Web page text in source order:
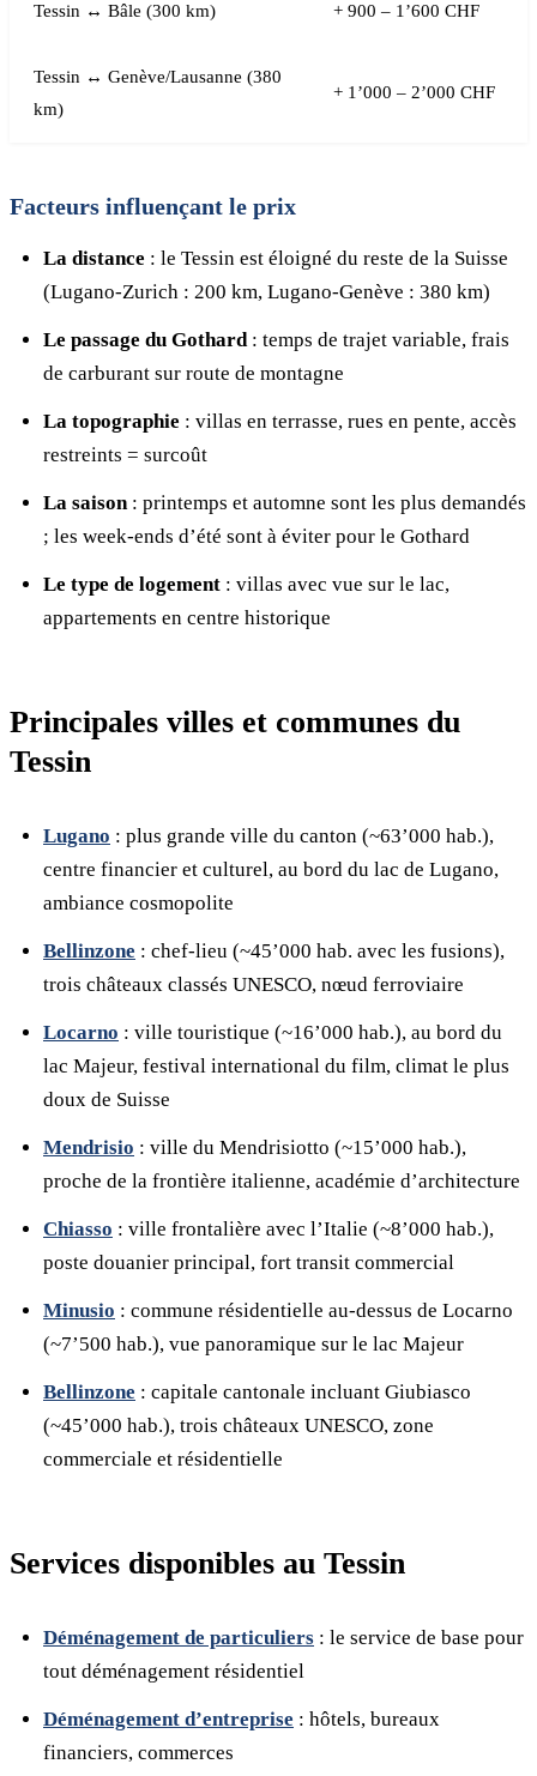
Tessin ↔ Bâle (300 km) + 900 – 1’600 CHF
Tessin ↔ Genève/Lausanne (380
km)
+ 1’000 – 2’000 CHF
Facteurs influençant le prix
La distance : le Tessin est éloigné du reste de la Suisse
(Lugano-Zurich : 200 km, Lugano-Genève : 380 km)
Le passage du Gothard: temps de trajet variable, frais
de carburant sur route de montagne
La topographie : villas en terrasse, rues en pente, accès
restreints = surcoût
La saison: printemps et automne sont les plus demandés
; les week-ends d’été sont à éviter pour le Gothard
Le type de logement : villas avec vue sur le lac,
appartements en centre historique
Principales villes et communes du
Tessin
Lugano : plus grande ville du canton (~63’000 hab.),
centre financier et culturel, au bord du lac de Lugano,
ambiance cosmopolite
Bellinzone : chef-lieu (~45’000 hab. avec les fusions),
trois châteaux classés UNESCO, nœud ferroviaire
Locarno : ville touristique (~16’000 hab.), au bord du
lac Majeur, festival international du film, climat le plus
doux de Suisse
Mendrisio : ville du Mendrisiotto (~15’000 hab.),
proche de la frontière italienne, académie d’architecture
Chiasso : ville frontalière avec l’Italie (~8’000 hab.),
poste douanier principal, fort transit commercial
Minusio : commune résidentielle au-dessus de Locarno
(~7’500 hab.), vue panoramique sur le lac Majeur
Bellinzone : capitale cantonale incluant Giubiasco
(~45’000 hab.), trois châteaux UNESCO, zone
commerciale et résidentielle
Services disponibles au Tessin
Déménagement de particuliers : le service de base pour
tout déménagement résidentiel
Déménagement d’entreprise : hôtels, bureaux
financiers, commerces